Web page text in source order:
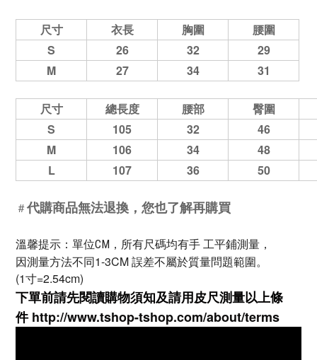
尺寸 衣長 胸圍
腰圍
S
26 32
29
M
27 34 31
尺寸 總長度 腰部
臀圍
S
105 32
46
M
106 34
48
L
107 36 50
＃代購商品無法退換，您也了解再購買
溫馨提示：單位CM，所有尺碼均有手 工平鋪測量，
因測量方法不同1-3CM 誤差不屬於質量問題範圍。
(1寸=2.54cm)
下單前請先閱讀購物須知及請用皮尺測量以上條
件 http://www.tshop-tshop.com/about/terms